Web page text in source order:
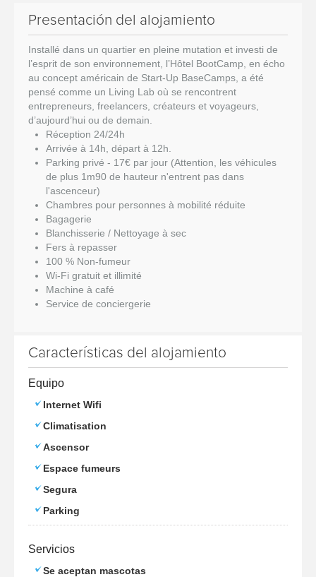
Presentación del alojamiento
Installé dans un quartier en pleine mutation et investi de
l’esprit de son environnement, l’Hôtel BootCamp, en écho
au concept américain de Start-Up BaseCamps, a été
pensé comme un Living Lab où se rencontrent
entrepreneurs, freelancers, créateurs et voyageurs,
d’aujourd’hui ou de demain.
Réception 24/24h
Arrivée à 14h, départ à 12h.
Parking privé - 17€ par jour (Attention, les véhicules
de plus 1m90 de hauteur n'entrent pas dans
l'ascenceur)
Chambres pour personnes à mobilité réduite
Bagagerie
Blanchisserie / Nettoyage à sec
Fers à repasser
100 % Non-fumeur
Wi-Fi gratuit et illimité
Machine à café
Service de conciergerie
Características del alojamiento
Equipo
Internet Wifi
Climatisation
Ascensor
Espace fumeurs
Segura
Parking
Servicios
Se aceptan mascotas